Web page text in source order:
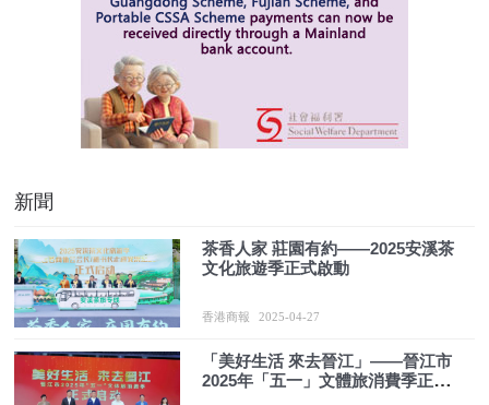
新聞
茶香人家 莊園有約——2025安溪茶
文化旅遊季正式啟動
香港商報 2025-04-27
「美好生活 來去晉江」——晉江市
2025年「五一」文體旅消費季正式